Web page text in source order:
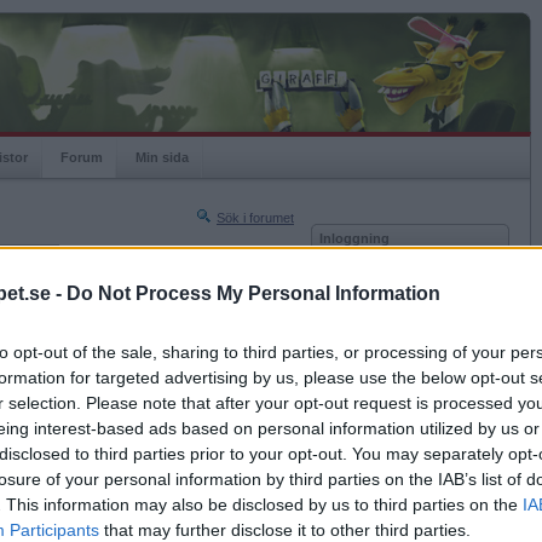
- Do Not Process My Personal Information
opt-out of the sale, sharing to third parties, or processing of your
for targeted advertising by us, please use the below opt-out
selection. Please note that after your opt-out request is processed
interest-based ads based on personal information utilized by us
to third parties prior to your opt-out. You may separately
of your personal information by third parties on the IAB’s list of
This information may also be disclosed by us to third parties on the
Participants that may further disclose it to other third parties.
Forum Min sida
Sök i forumet
Nästa sida »
2013-04-05 20:03
så har vi det...(bara att steka pannkakor och
ryggen.
Inloggning
Kom ihåg mig
Glömt ditt lösenord?
Få ny aktiveringslänk
Betapet är gratis!